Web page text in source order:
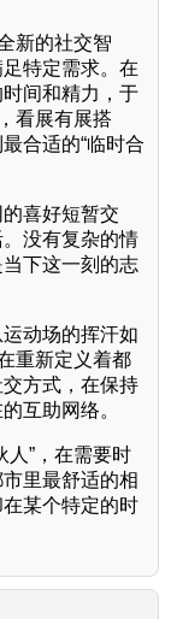
新的社交智
特定需求。在
间和精力，于
看展有展搭
合适的“临时合
喜好短暂交
没有复杂的情
下这一刻的志
动场的挥汗如
重新定义着都
方式，在保持
互助网络。
人”，在需要时
里最舒适的相
某个特定的时